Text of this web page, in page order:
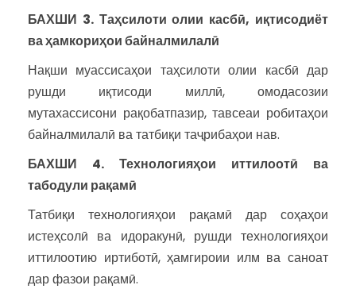
БАХШИ 3. Таҳсилоти олии касбӣ, иқтисодиёт
ва ҳамкориҳои байналмилалӣ
Нақши муассисаҳои таҳсилоти олии касбӣ дар
рушди иқтисоди миллӣ, омодасозии
мутахассисони рақобатпазир, тавсеаи робитаҳои
байналмилалӣ ва татбиқи таҷрибаҳои нав.
БАХШИ 4. Технологияҳои иттилоотӣ ва
табодули рақамӣ
Татбиқи технологияҳои рақамӣ дар соҳаҳои
истеҳсолӣ ва идоракунӣ, рушди технологияҳои
иттилоотию иртиботӣ, ҳамгироии илм ва саноат
дар фазои рақамӣ.